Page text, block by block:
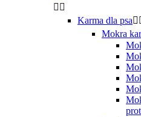
 
Karma dla psa
Mokra